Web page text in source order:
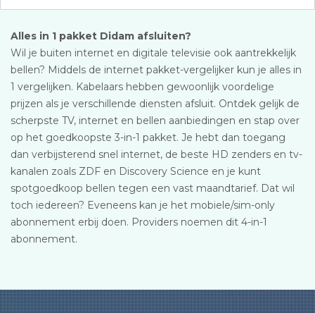
Alles in 1 pakket Didam afsluiten?
Wil je buiten internet en digitale televisie ook aantrekkelijk
bellen? Middels de internet pakket-vergelijker kun je alles in
1 vergelijken. Kabelaars hebben gewoonlijk voordelige
prijzen als je verschillende diensten afsluit. Ontdek gelijk de
scherpste TV, internet en bellen aanbiedingen en stap over
op het goedkoopste 3-in-1 pakket. Je hebt dan toegang
dan verbijsterend snel internet, de beste HD zenders en tv-
kanalen zoals ZDF en Discovery Science en je kunt
spotgoedkoop bellen tegen een vast maandtarief. Dat wil
toch iedereen? Eveneens kan je het mobiele/sim-only
abonnement erbij doen. Providers noemen dit 4-in-1
abonnement.